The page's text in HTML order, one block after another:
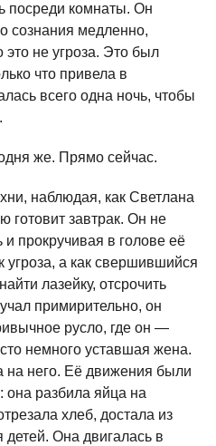
посреди комнаты. Он
сознания медленно,
это не угроза. Это был
что привела в
всего одна ночь, чтобы
же. Прямо сейчас.
наблюдая, как Светлана
готовит завтрак. Он не
прокручивая в голове её
угроза, а как свершившийся
лазейку, отсрочить
примирительно, он
русло, где он —
немного уставшая жена.
на него. Её движения были
разбила яйца на
хлеб, достала из
Она двигалась в